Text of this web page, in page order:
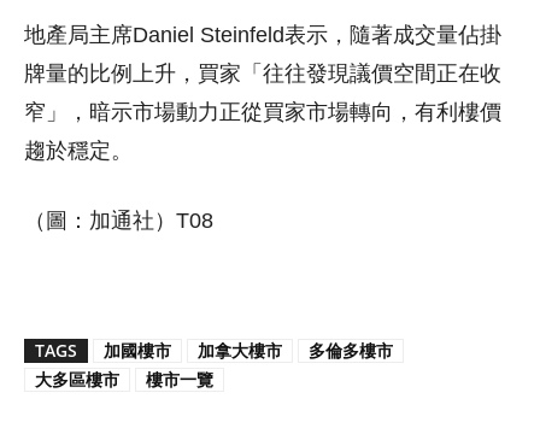
地產局主席Daniel Steinfeld表示，隨著成交量佔掛
牌量的比例上升，買家「往往發現議價空間正在收
窄」，暗示市場動力正從買家市場轉向，有利樓價
趨於穩定。
（圖：加通社）T08
TAGS 加國樓市 加拿大樓市
多倫多樓市
大多區樓市
樓市一覽